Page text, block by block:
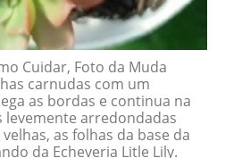
Cuidar, Foto da Muda
carnudas com um
as bordas e continua na
levemente arredondadas
as folhas da base da
da Echeveria Litle Lily.